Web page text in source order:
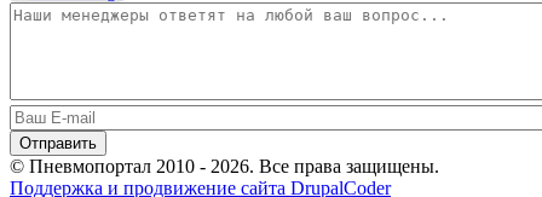
© Пневмопортал 2010 - 2026. Все права защищены.
Поддержка и продвижение сайта DrupalCoder